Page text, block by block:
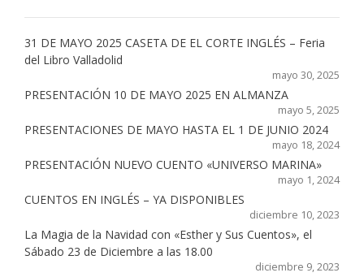
31 DE MAYO 2025 CASETA DE EL CORTE INGLÉS – Feria
del Libro Valladolid
mayo 30, 2025
PRESENTACIÓN 10 DE MAYO 2025 EN ALMANZA
mayo 5, 2025
PRESENTACIONES DE MAYO HASTA EL 1 DE JUNIO 2024
mayo 18, 2024
PRESENTACIÓN NUEVO CUENTO «UNIVERSO MARINA»
mayo 1, 2024
CUENTOS EN INGLÉS – YA DISPONIBLES
diciembre 10, 2023
La Magia de la Navidad con «Esther y Sus Cuentos», el
Sábado 23 de Diciembre a las 18.00
diciembre 9, 2023